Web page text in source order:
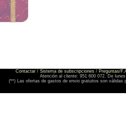
Contactar / Sistema de subscripciones / Preguntas/
Atención al cliente: 951 600 072. De
(**) Las ofertas de gastos de envio gratuitos son válidas